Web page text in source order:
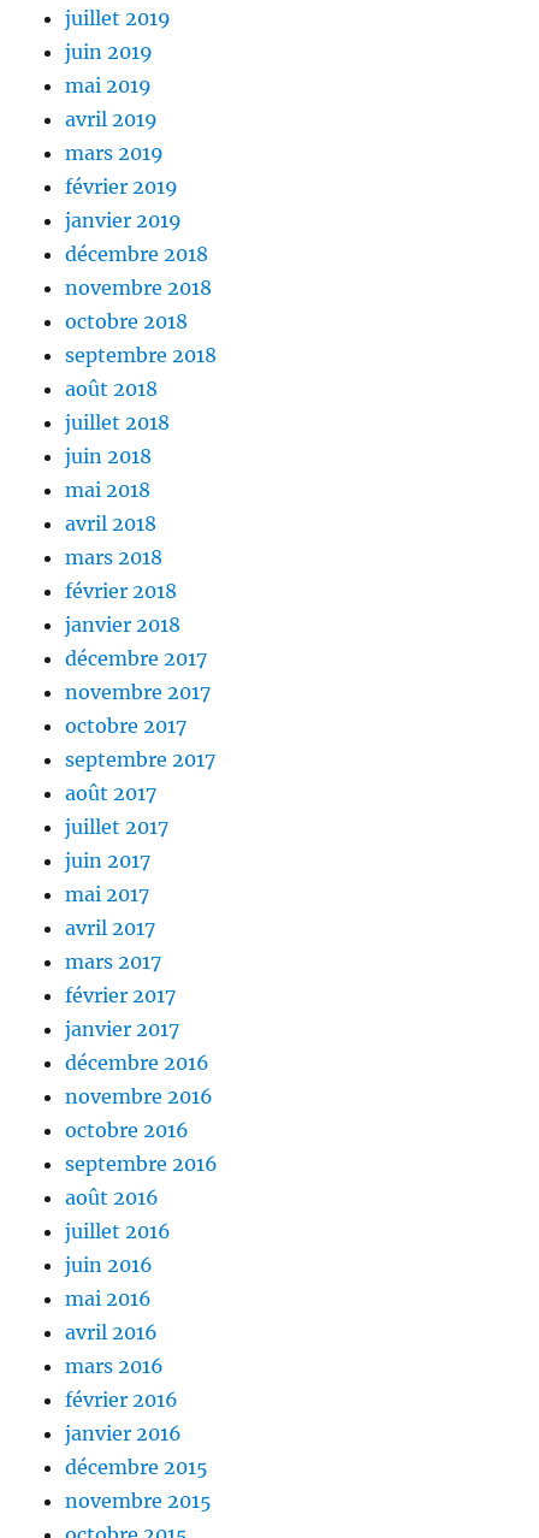
juillet 2019
juin 2019
mai 2019
avril 2019
mars 2019
février 2019
janvier 2019
décembre 2018
novembre 2018
octobre 2018
septembre 2018
août 2018
juillet 2018
juin 2018
mai 2018
avril 2018
mars 2018
février 2018
janvier 2018
décembre 2017
novembre 2017
octobre 2017
septembre 2017
août 2017
juillet 2017
juin 2017
mai 2017
avril 2017
mars 2017
février 2017
janvier 2017
décembre 2016
novembre 2016
octobre 2016
septembre 2016
août 2016
juillet 2016
juin 2016
mai 2016
avril 2016
mars 2016
février 2016
janvier 2016
décembre 2015
novembre 2015